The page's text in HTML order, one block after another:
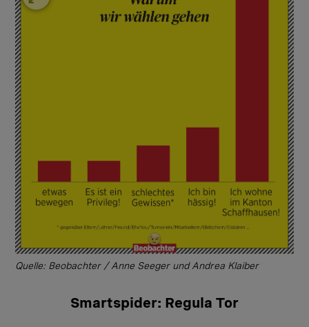
Quelle: Beobachter / Anne Seeger und Andrea Klaiber
Smartspider: Regula Tor